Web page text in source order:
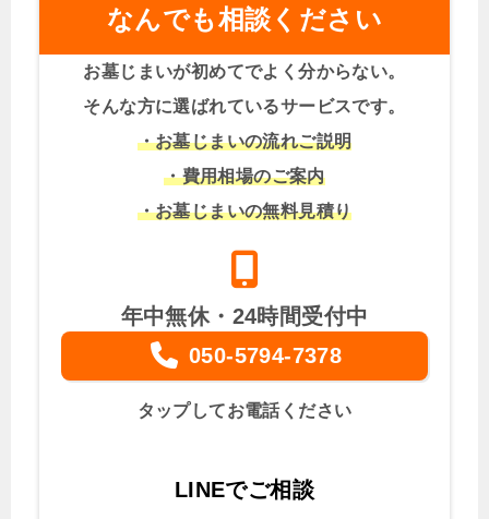
なんでも相談ください
お墓じまいが初めてでよく分からない。
そんな方に選ばれているサービスです。
・お墓じまいの流れご説明
・費用相場のご案内
・お墓じまいの無料見積り
年中無休・24時間受付中
050-5794-7378
タップしてお電話ください
LINEでご相談